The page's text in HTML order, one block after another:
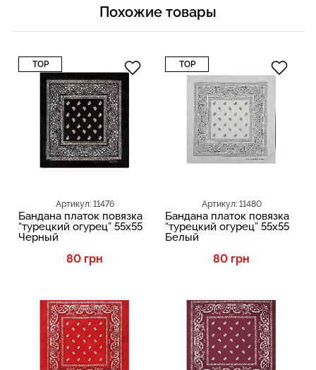
Похожие товары
TOP
Артикул: 11476
Бандана платок повязка
“турецкий огурец” 55х55
Черный
80 грн
TOP
Артикул: 11480
Бандана платок повязка
“турецкий огурец” 55х55
Белый
80 грн